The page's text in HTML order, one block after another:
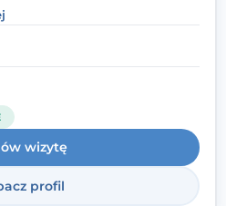
szkoleniach. Pracując z
i młodymi dorosłymi
jest dla mnie poczucie
zrozumienia oraz wolności
zdania. Kieruję się
wierząc, że każdy
otrzymać wsparcie i
sobie ze swoimi
wizytę
profil